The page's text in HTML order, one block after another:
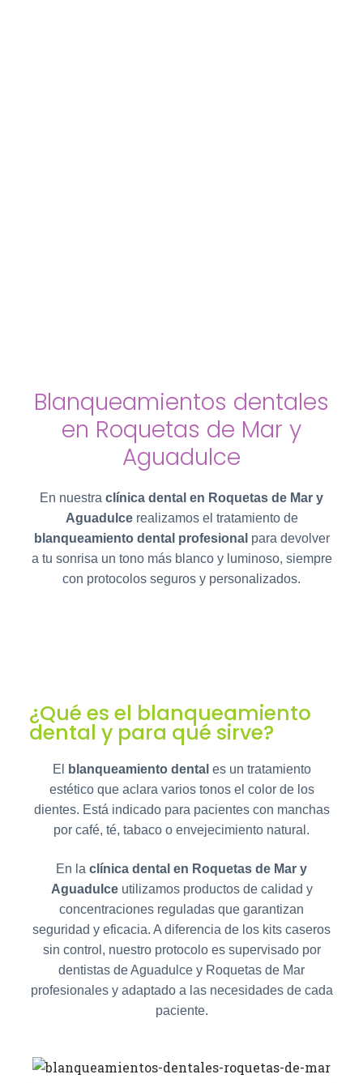
Blanqueamientos dentales
en Roquetas de Mar y
Aguadulce
En nuestra clínica dental en Roquetas de Mar y
Aguadulcerealizamos el tratamiento de
blanqueamiento dental profesional para devolver
a tu sonrisa un tono más blanco y luminoso, siempre
con protocolos seguros y personalizados.
¿Qué es el blanqueamiento
dental y para qué sirve?
El blanqueamiento dental es un tratamiento
estético que aclara varios tonos el color de los
dientes. Está indicado para pacientes con manchas
por café, té, tabaco o envejecimiento natural.
En la clínica dental en Roquetas de Mar y
Aguadulceutilizamos productos de calidad y
concentraciones reguladas que garantizan
seguridad y eficacia. A diferencia de los kits caseros
sin control, nuestro protocolo es supervisado por
dentistas de Aguadulce y Roquetas de Mar
profesionales y adaptado a las necesidades de cada
paciente.